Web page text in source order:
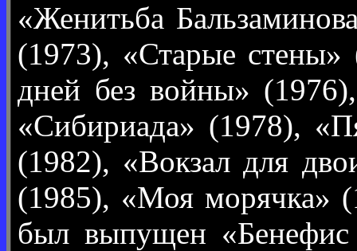
«Женитьба
(1973), «Старые
дней без войны»
«Сибириада» (1978),
(1982), «Вокзал для
(1985), «Моя морячка»
был выпущен